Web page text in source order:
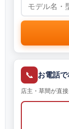
📞 お電話
店主・草間が直接